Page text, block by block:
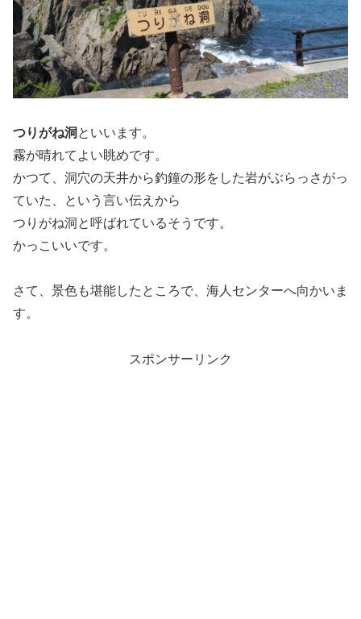
つりがね洞 といいます。
霧が晴れてよい眺めです。
かつて、洞穴の天井から釣鐘の形をした岩がぶらっさがっ
ていた、という言い伝えから
つりがね洞と呼ばれているそうです。
かっこいいです。
さて、景色も堪能したところで、海人センターへ向かいま
す。
スポンサーリンク